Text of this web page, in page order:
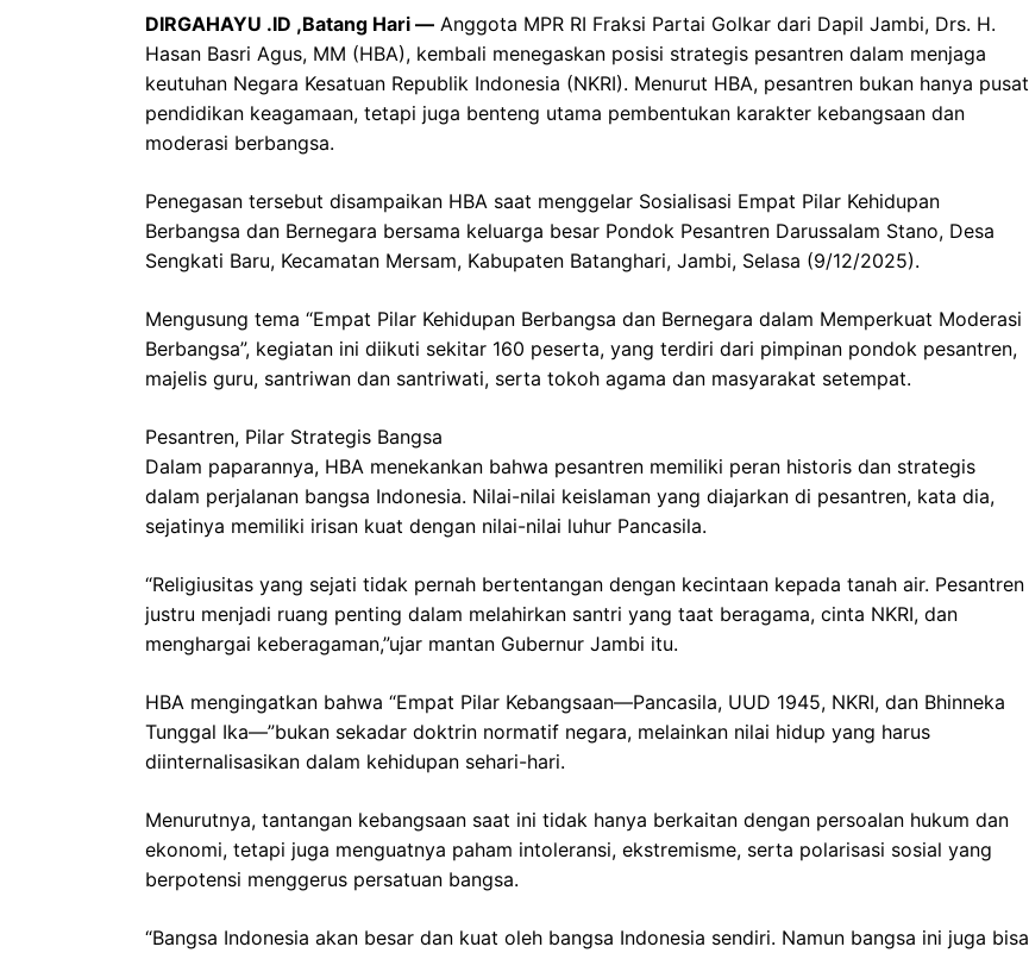
DIRGAHAYU .ID ,Batang Hari — Anggota MPR RI Fraksi Partai Golkar dari Dapil Jambi, Drs. H.
Hasan Basri Agus, MM (HBA), kembali menegaskan posisi strategis pesantren dalam menjaga
keutuhan Negara Kesatuan Republik Indonesia (NKRI). Menurut HBA, pesantren bukan hanya pusat
pendidikan keagamaan, tetapi juga benteng utama pembentukan karakter kebangsaan dan
moderasi berbangsa.
Penegasan tersebut disampaikan HBA saat menggelar Sosialisasi Empat Pilar Kehidupan
Berbangsa dan Bernegara bersama keluarga besar Pondok Pesantren Darussalam Stano, Desa
Sengkati Baru, Kecamatan Mersam, Kabupaten Batanghari, Jambi, Selasa (9/12/2025).
Mengusung tema “Empat Pilar Kehidupan Berbangsa dan Bernegara dalam Memperkuat Moderasi
Berbangsa”, kegiatan ini diikuti sekitar 160 peserta, yang terdiri dari pimpinan pondok pesantren,
majelis guru, santriwan dan santriwati, serta tokoh agama dan masyarakat setempat.
Pesantren, Pilar Strategis Bangsa
Dalam paparannya, HBA menekankan bahwa pesantren memiliki peran historis dan strategis
dalam perjalanan bangsa Indonesia. Nilai-nilai keislaman yang diajarkan di pesantren, kata dia,
sejatinya memiliki irisan kuat dengan nilai-nilai luhur Pancasila.
“Religiusitas yang sejati tidak pernah bertentangan dengan kecintaan kepada tanah air. Pesantren
justru menjadi ruang penting dalam melahirkan santri yang taat beragama, cinta NKRI, dan
menghargai keberagaman,”ujar mantan Gubernur Jambi itu.
HBA mengingatkan bahwa “Empat Pilar Kebangsaan—Pancasila, UUD 1945, NKRI, dan Bhinneka
Tunggal Ika—”bukan sekadar doktrin normatif negara, melainkan nilai hidup yang harus
diinternalisasikan dalam kehidupan sehari-hari.
Menurutnya, tantangan kebangsaan saat ini tidak hanya berkaitan dengan persoalan hukum dan
ekonomi, tetapi juga menguatnya paham intoleransi, ekstremisme, serta polarisasi sosial yang
berpotensi menggerus persatuan bangsa.
“Bangsa Indonesia akan besar dan kuat oleh bangsa Indonesia sendiri. Namun bangsa ini juga bisa